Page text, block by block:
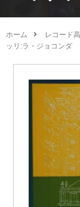
ホーム レコード
ッリ:ラ・ジョコンダ